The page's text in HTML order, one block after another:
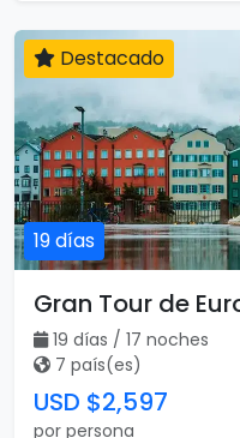
Mega Europa
17 días / 15 noches
4 país(es)
USD $2,497
por persona
19 días
Destacado